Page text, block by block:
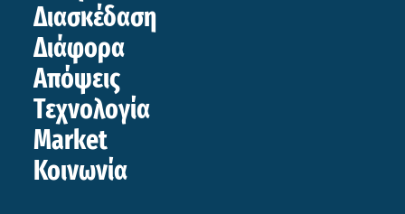
Διασκέδαση
Διάφορα
Απόψεις
Τεχνολογία
Market
Κοινωνία